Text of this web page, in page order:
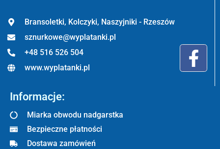
Bransoletki, Kolczyki, Naszyjniki - Rzeszów
sznurkowe@wyplatanki.pl
+48 516 526 504
www.wyplatanki.pl
Informacje:
Miarka obwodu nadgarstka
Bezpieczne płatności
Dostawa zamówień